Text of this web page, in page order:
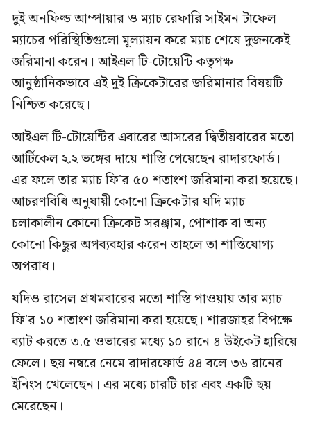
দুই অনফিল্ড আম্পায়ার ও ম্যাচ রেফারি সাইমন টাফেল
ম্যাচের পরিস্থিতিগুলো মূল্যায়ন করে ম্যাচ শেষে দুজনকেই
জরিমানা করেন। আইএল টি-টোয়েন্টি কতৃপক্ষ
আনুষ্ঠানিকভাবে এই দুই ক্রিকেটারের জরিমানার বিষয়টি
নিশ্চিত করেছে।
আইএল টি-টোয়েন্টির এবারের আসরের দ্বিতীয়বারের মতো
আর্টিকেল ২.২ ভঙ্গের দায়ে শাস্তি পেয়েছেন রাদারফোর্ড।
এর ফলে তার ম্যাচ ফি'র ৫০ শতাংশ জরিমানা করা হয়েছে।
আচরণবিধি অনুযায়ী কোনো ক্রিকেটার যদি ম্যাচ
চলাকালীন কোনো ক্রিকেট সরঞ্জাম, পোশাক বা অন্য
কোনো কিছুর অপব্যবহার করেন তাহলে তা শাস্তিযোগ্য
অপরাধ।
যদিও রাসেল প্রথমবারের মতো শাস্তি পাওয়ায় তার ম্যাচ
ফি'র ১০ শতাংশ জরিমানা করা হয়েছে। শারজাহর বিপক্ষে
ব্যাট করতে ৩.৫ ওভারের মধ্যে ১০ রানে ৪ উইকেট হারিয়ে
ফেলে। ছয় নম্বরে নেমে রাদারফোর্ড ৪৪ বলে ৩৬ রানের
ইনিংস খেলেছেন। এর মধ্যে চারটি চার এবং একটি ছয়
মেরেছেন।